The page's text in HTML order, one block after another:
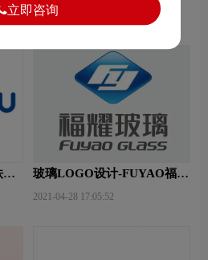
品牌logo设计
2021-03-24 14:39:57
品
玻璃LOGO设计-FUYAO福耀
2021-04-28 17:05:52
立即咨询